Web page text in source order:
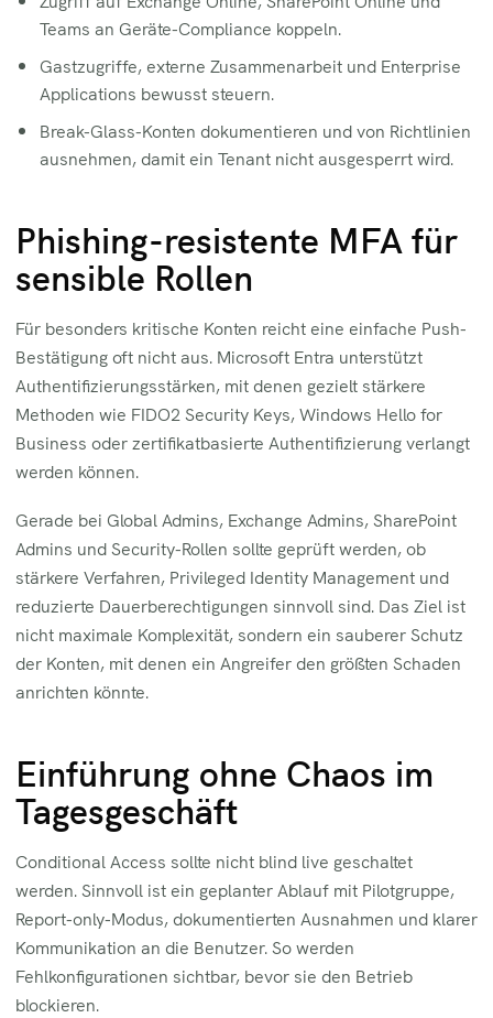
Teams an Geräte-Compliance koppeln.
Gastzugriffe, externe Zusammenarbeit und Enterprise
Applications bewusst steuern.
Break-Glass-Konten dokumentieren und von Richtlinien
ausnehmen, damit ein Tenant nicht ausgesperrt wird.
Phishing-resistente MFA für
sensible Rollen
Für besonders kritische Konten reicht eine einfache Push-
Bestätigung oft nicht aus. Microsoft Entra unterstützt
Authentifizierungsstärken, mit denen gezielt stärkere
Methoden wie FIDO2 Security Keys, Windows Hello for
Business oder zertifikatbasierte Authentifizierung verlangt
werden können.
Gerade bei Global Admins, Exchange Admins, SharePoint
Admins und Security-Rollen sollte geprüft werden, ob
stärkere Verfahren, Privileged Identity Management und
reduzierte Dauerberechtigungen sinnvoll sind. Das Ziel ist
nicht maximale Komplexität, sondern ein sauberer Schutz
der Konten, mit denen ein Angreifer den größten Schaden
anrichten könnte.
Einführung ohne Chaos im
Tagesgeschäft
Conditional Access sollte nicht blind live geschaltet
werden. Sinnvoll ist ein geplanter Ablauf mit Pilotgruppe,
Report-only-Modus, dokumentierten Ausnahmen und klarer
Kommunikation an die Benutzer. So werden
Fehlkonfigurationen sichtbar, bevor sie den Betrieb
blockieren.